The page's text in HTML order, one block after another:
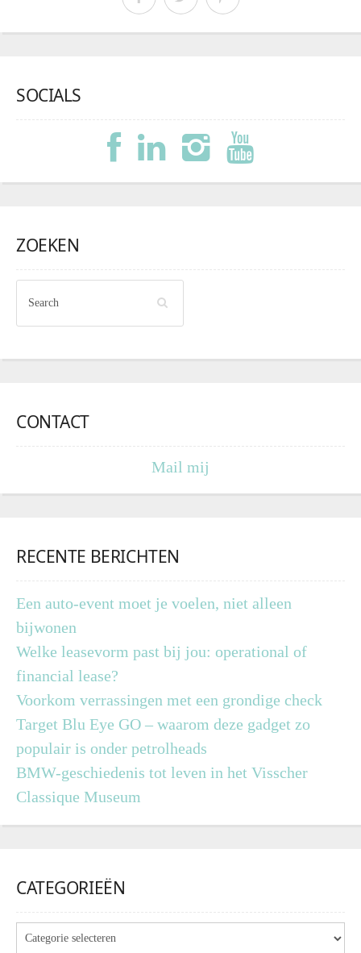
SOCIALS
ZOEKEN
CONTACT
Mail mij
RECENTE BERICHTEN
Een auto-event moet je voelen, niet alleen
bijwonen
Welke leasevorm past bij jou: operational of
financial lease?
Voorkom verrassingen met een grondige check
Target Blu Eye GO – waarom deze gadget zo
populair is onder petrolheads
BMW-geschiedenis tot leven in het Visscher
Classique Museum
CATEGORIEËN